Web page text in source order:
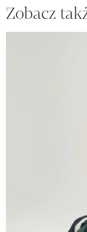
Zobacz